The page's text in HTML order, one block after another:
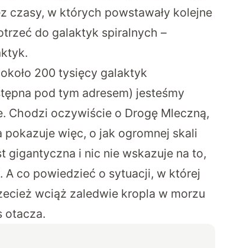
czasy, w których powstawały kolejne
do galaktyk spiralnych –
200 tysięcy galaktyk
pod tym adresem) jesteśmy
Chodzi oczywiście o Drogę Mleczną,
więc, o jak ogromnej skali
gigantyczna i nic nie wskazuje na to,
co powiedzieć o sytuacji, w której
wciąż zaledwie kropla w morzu
otacza.